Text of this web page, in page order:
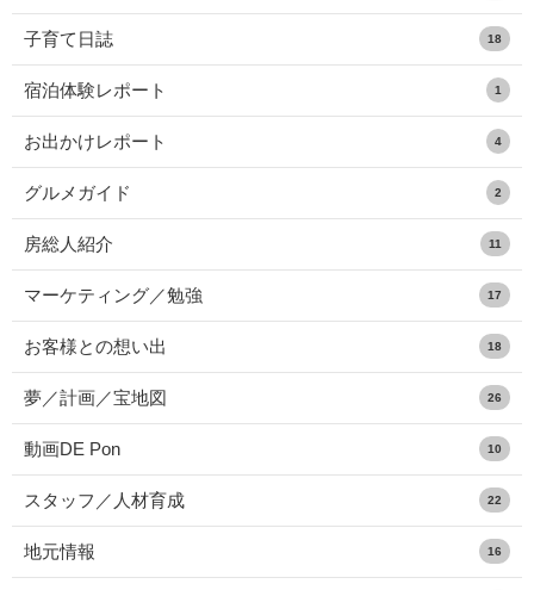
子育て日誌 18
宿泊体験レポート 1
お出かけレポート 4
グルメガイド 2
房総人紹介 11
マーケティング／勉強 17
お客様との想い出 18
夢／計画／宝地図 26
動画DE Pon 10
スタッフ／人材育成 22
地元情報 16